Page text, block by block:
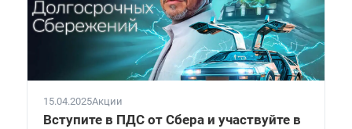
15.04.2025Акции
Вступите в ПДС от Сбера и участвуйте в